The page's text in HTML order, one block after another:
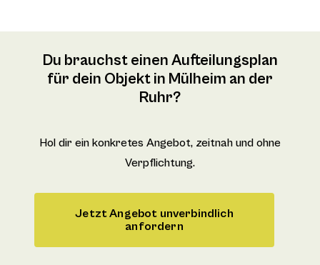
Du brauchst einen Aufteilungsplan
für dein Objekt in Mülheim an der
Ruhr?
Hol dir ein konkretes Angebot, zeitnah und ohne
Verpflichtung.
Jetzt Angebot unverbindlich
anfordern